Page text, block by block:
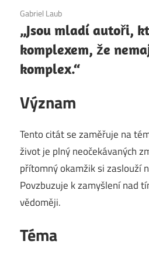
6. 12. 2020
Gabriel Laub
„Jsou mladí autoři,
komplexem, že
komplex.“
Význam
Tento citát se zaměřuje na
život je plný neočekávaných
přítomný okamžik si zaslouží
Povzbuzuje k zamyšlení nad
vědoměji.
Téma